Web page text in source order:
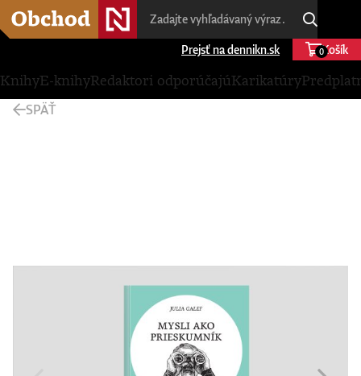
Prejsť na dennikn.sk Košík
0
KnihyE-knihyRedaktori odporúčajúKarikatúry
SPÄŤ